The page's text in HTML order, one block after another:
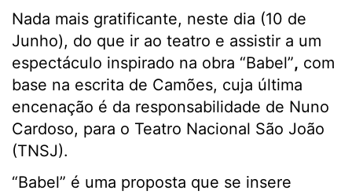
Nada mais gratificante, neste dia (10 de
Junho), do que ir ao teatro e assistir a um
espectáculo inspirado na obra “Babel”, com
base na escrita de Camões, cuja última
encenação é da responsabilidade de Nuno
Cardoso, para o Teatro Nacional São João
(TNSJ).
“Babel” é uma proposta que se insere